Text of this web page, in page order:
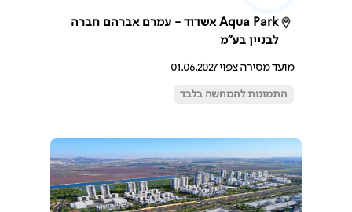
Aqua Park אשדוד - עמרם אברהם חברה
לבניין בע"מ
מועד מסירה צפוי 01.06.2027
התמונות להמחשה בלבד